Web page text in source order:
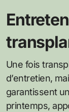
Une fois
d’entretien,
garantissent
printemps,